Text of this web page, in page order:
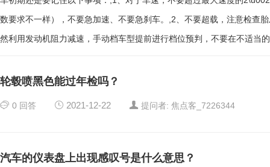
数要求不一样），不要急加速、不要急刹车。,2、不要超载，注意检查
然利用发动机阻力减速，手动档车型提前进行档位预判，不要在不适当
轮毂喷黑色能过年检吗？
0 回答 2021-12-22 提问者: 焦点客_7226344
汽车的仪表盘上出现感叹号是什么意思？